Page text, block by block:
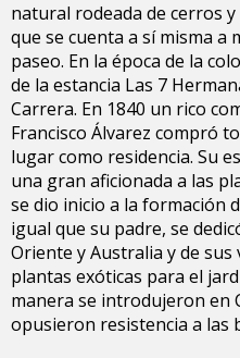
natural rodeada de cerros
que se cuenta a sí misma a
paseo. En la época de la
de la estancia Las 7
Carrera. En 1840 un rico
Francisco Álvarez compró
lugar como residencia. Su
una gran aficionada a las
se dio inicio a la formación
igual que su padre, se
Oriente y Australia y de
plantas exóticas para el
manera se introdujeron en
opusieron resistencia a las